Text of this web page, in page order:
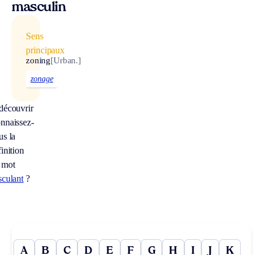
masculin
Sens
principaux
zoning[Urban.]
zonage
la
?
A B C D E F G H I J K